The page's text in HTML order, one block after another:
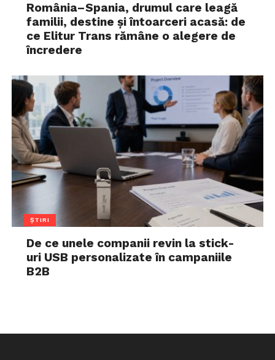
România–Spania, drumul care leagă
familii, destine și întoarceri acasă: de
ce Elitur Trans rămâne o alegere de
încredere
ȘTIRI
De ce unele companii revin la stick-
uri USB personalizate în campaniile
B2B